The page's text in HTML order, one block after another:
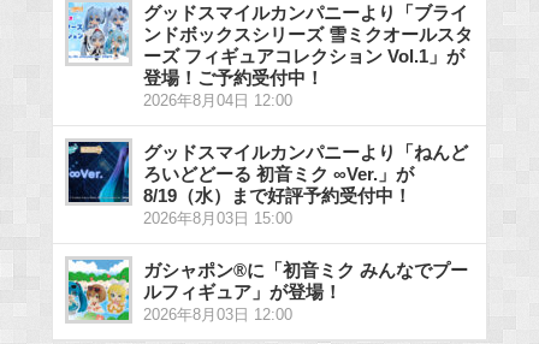
グッドスマイルカンパニーより「ブライ
ンドボックスシリーズ 雪ミクオールスタ
ーズ フィギュアコレクション Vol.1」が
登場！ご予約受付中！
2026年8月04日 12:00
グッドスマイルカンパニーより「ねんど
ろいどどーる 初音ミク ∞Ver.」が
8/19（水）まで好評予約受付中！
2026年8月03日 15:00
ガシャポン®に「初音ミク みんなでプー
ルフィギュア」が登場！
2026年8月03日 12:00